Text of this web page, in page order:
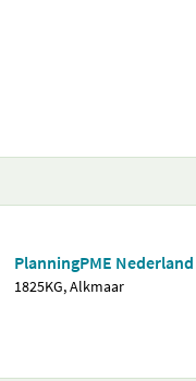
PlanningPME Nederland
1825KG, Alkmaar